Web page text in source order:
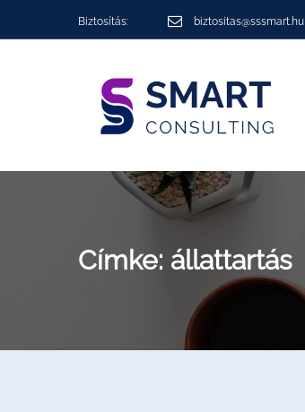
Biztosítás: biztositas@sssmart.hu
Címke: állattartás